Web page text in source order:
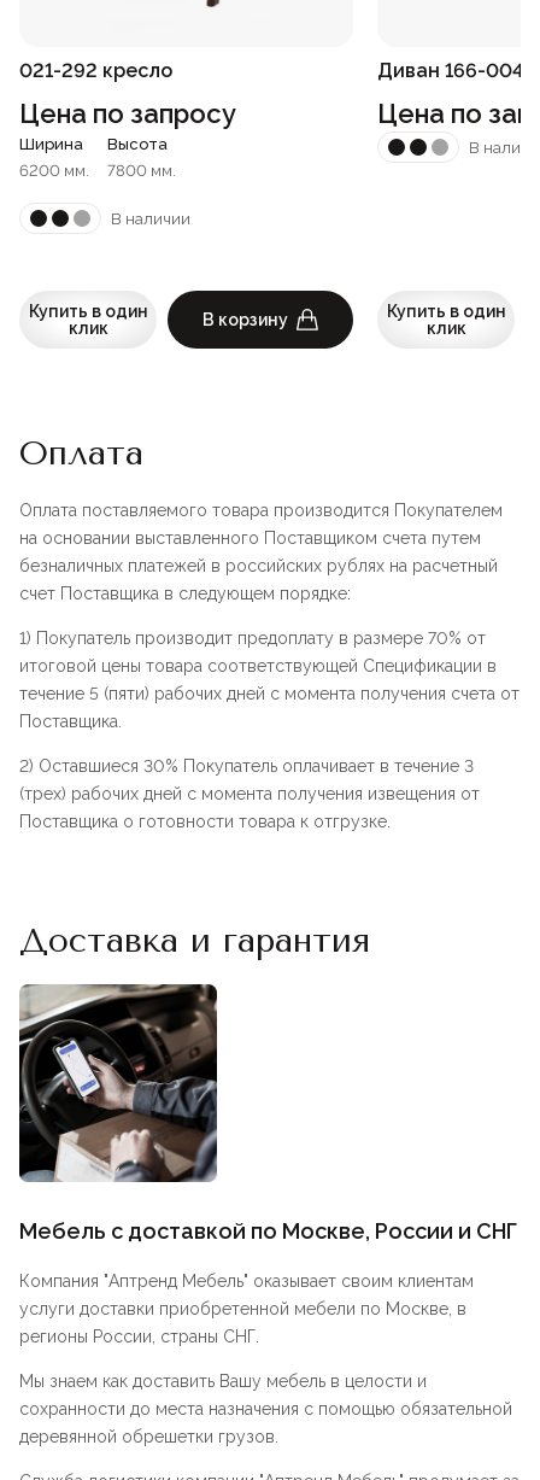
021-292 кресло
Цена по запросу
Ширина
6200 мм.
Высота
7800 мм.
В наличии
Купить в один
клик
В корзину
Диван 166-004
Цена по
В
Купить в один
клик
Оплата
Оплата поставляемого товара производится Покупателем
на основании выставленного Поставщиком счета путем
безналичных платежей в российских рублях на расчетный
счет Поставщика в следующем порядке:
1) Покупатель производит предоплату в размере 70% от
итоговой цены товара соответствующей Спецификации в
течение 5 (пяти) рабочих дней с момента получения счета от
Поставщика.
2) Оставшиеся 30% Покупатель оплачивает в течение 3
(трех) рабочих дней с момента получения извещения от
Поставщика о готовности товара к отгрузке.
Доставка и гарантия
Мебель с доставкой по Москве, России и СНГ
Компания "Аптренд Мебель" оказывает своим клиентам
услуги доставки приобретенной мебели по Москве, в
регионы России, страны СНГ.
Мы знаем как доставить Вашу мебель в целости и
сохранности до места назначения с помощью обязательной
деревянной обрешетки грузов.